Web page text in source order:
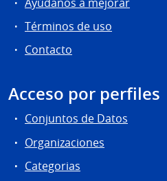
Términos de uso
Contacto
Acceso por perfiles
Conjuntos de Datos
Organizaciones
Categorias